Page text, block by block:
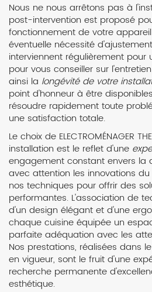
Nous ne nous arrêtons pas à
post-intervention est proposé
fonctionnement de votre
éventuelle nécessité
interviennent régulièrement pour
pour vous conseiller sur
ainsi la longévité de votre
point d'honneur à être
résoudre rapidement toute
une satisfaction totale.
Le choix de ELECTROMÉNAGER
installation est le reflet d'une
engagement constant envers la
avec attention les innovations
nos techniques pour offrir des
performantes. L'association de
d'un design élégant et d'une
chaque cuisine équipée un
parfaite adéquation avec les
Nos prestations, réalisées dans
en vigueur, sont le fruit d'une
recherche permanente
esthétique.